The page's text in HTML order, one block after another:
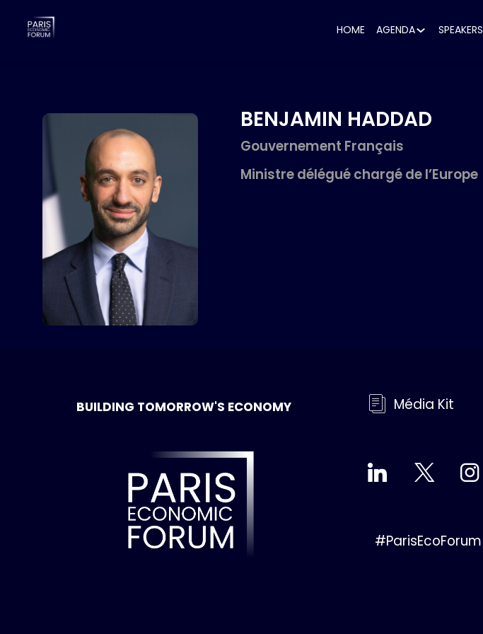
HOME AGENDA SPEAKERS
BH
BENJAMIN HADDAD
Gouvernement Français
Ministre délégué chargé de l’Europe
BUILDING TOMORROW'S ECONOMY Média Kit
#ParisEcoForum